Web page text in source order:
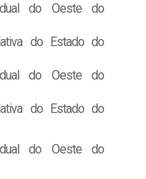
do Oeste do
do Estado do
do Oeste do
do Estado do
do Oeste do